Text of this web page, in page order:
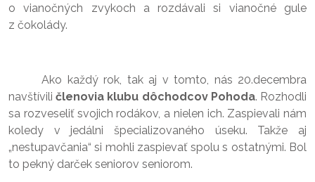
o vianočných zvykoch a rozdávali si vianočné gule
z čokolády.
Ako každý rok, tak aj v tomto, nás 20.decembra
navštíviličlenovia klubu dôchodcov Pohoda. Rozhodli
sa rozveseliť svojich rodákov, a nielen ich. Zaspievali nám
koledy v jedálni špecializovaného úseku. Takže aj
„nestupavčania“ si mohli zaspievať spolu s ostatnými. Bol
to pekný darček seniorov seniorom.